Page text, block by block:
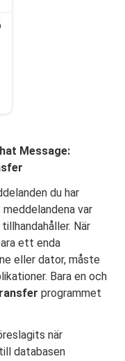
Message:
du har
var
När
ett enda
eller dator, måste
Bara en och
programmet
när
databasen